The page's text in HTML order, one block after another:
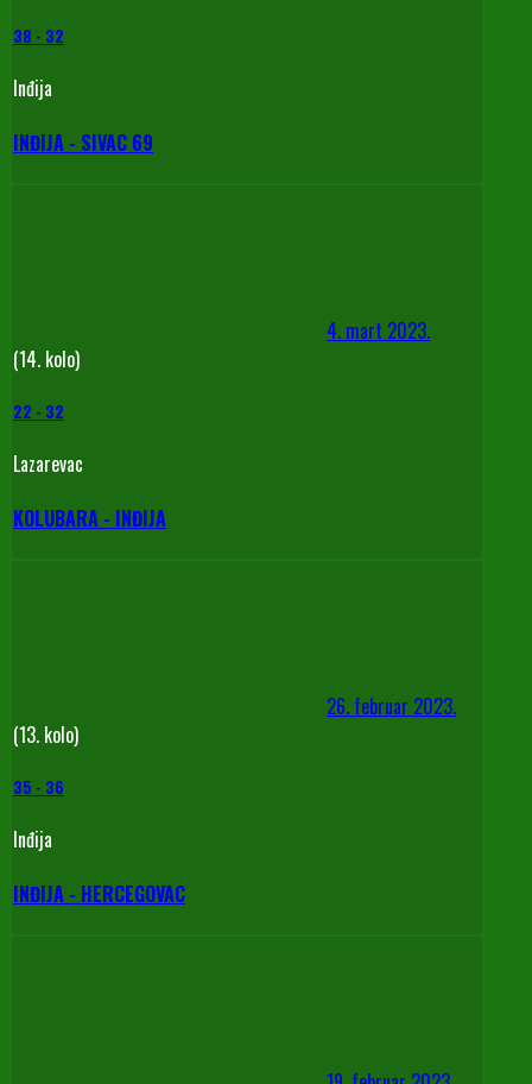
38 - 32
Inđija
INĐIJA - SIVAC 69
4. mart 2023.
(14. kolo)
22 - 32
Lazarevac
KOLUBARA - INĐIJA
26. februar 2023.
(13. kolo)
35 - 36
Inđija
INĐIJA - HERCEGOVAC